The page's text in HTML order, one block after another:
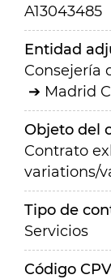
A13043485
Entidad
Consejería
Madrid
Objeto del
Contrato
variations/
Tipo de
Servicios
Código CPV